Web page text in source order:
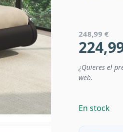
248,99 €
¿Quieres el
web.
En stock